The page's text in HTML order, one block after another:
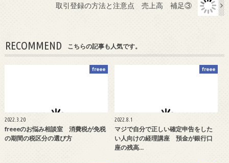
取引登録の方法と注意点 売上高 補足③
RECOMMEND こちらの記事も人気です。
freee
2022.3.20
freeeのお悩み相談室 消費税が免税
の期間の税区分の選び方
freee
2022.8.1
マジで自分で正しい確定申告をした
い人向けの経理講座 預金が銀行口
座の残高…